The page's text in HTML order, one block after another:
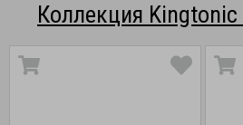
Коллекция